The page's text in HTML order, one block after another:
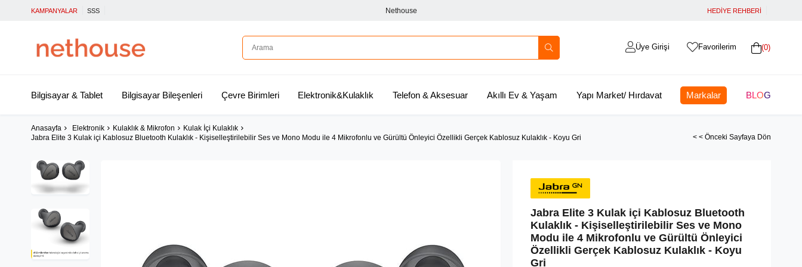
KAMPANYALAR SSS Nethouse HEDİYE REHBERİ
0
Favorilerim
Üye Girişi
Bilgisayar & Tablet Bilgisayar Bileşenleri Çevre Birimleri Elektronik&Kulaklık Telefon & Aksesuar Akıllı Ev & Yaşam Yapı Market/ Hırdavat Markalar BLOG
Anasayfa Elektronik Kulaklık & Mikrofon
Kulak İçi Kulaklık
Jabra Elite 3 Kulak içi Kablosuz Bluetooth Kulaklık - Kişiselleştirilebilir Ses ve Mono Modu ile 4 Mikrofonlu ve Gürültü Önleyici Özellikli Gerçek Kablosuz Kulaklık - Koyu Gri
< < Önceki Sayfaya Dön
Jabra Elite 3 Kulak içi Kablosuz Bluetooth
Kulaklık - Kişiselleştirilebilir Ses ve Mono
Modu ile 4 Mikrofonlu ve Gürültü Önleyici
Özellikli Gerçek Kablosuz Kulaklık - Koyu
Gri